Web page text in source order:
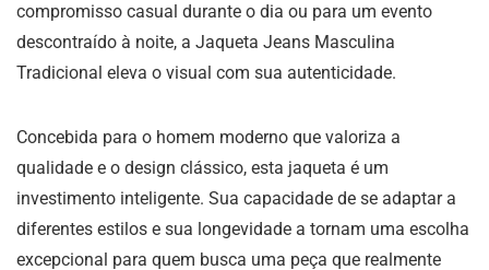
compromisso casual durante o dia ou para um evento
descontraído à noite, a Jaqueta Jeans Masculina
Tradicional eleva o visual com sua autenticidade.
Concebida para o homem moderno que valoriza a
qualidade e o design clássico, esta jaqueta é um
investimento inteligente. Sua capacidade de se adaptar a
diferentes estilos e sua longevidade a tornam uma escolha
excepcional para quem busca uma peça que realmente